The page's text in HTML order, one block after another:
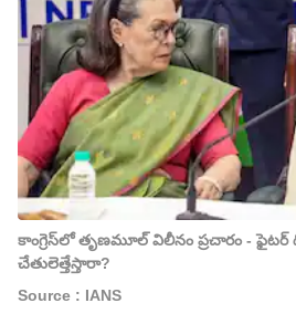
కాంగ్రెస్‌లో తృణమూల్ విలీనం ప్రచారం -
చేతులెత్తేస్తారా?
Source : IANS